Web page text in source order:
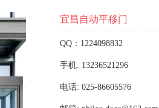
宜昌自动平移门
QQ：1224098832
手机: 13236521296
电话: 025-86605576